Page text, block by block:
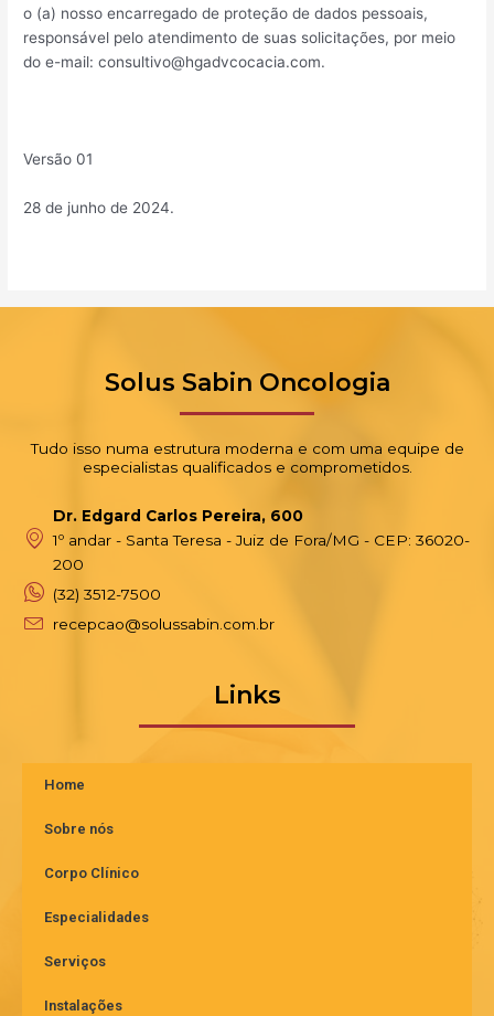
o (a) nosso encarregado de proteção de dados pessoais,
responsável pelo atendimento de suas solicitações, por meio
do e-mail:consultivo@hgadvcocacia.com.
Versão 01
28 de junho de 2024.
Solus Sabin Oncologia
Tudo isso numa estrutura moderna e com uma equipe de
especialistas qualificados e comprometidos.
Dr. Edgard Carlos Pereira, 600
1º andar - Santa Teresa - Juiz de Fora/MG - CEP: 36020-
200
(32) 3512-7500
recepcao@solussabin.com.br
Links
Home
Sobre nós
Corpo Clínico
Especialidades
Serviços
Instalações